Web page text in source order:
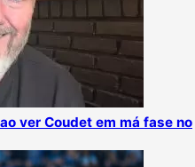
ver Coudet em má fase no